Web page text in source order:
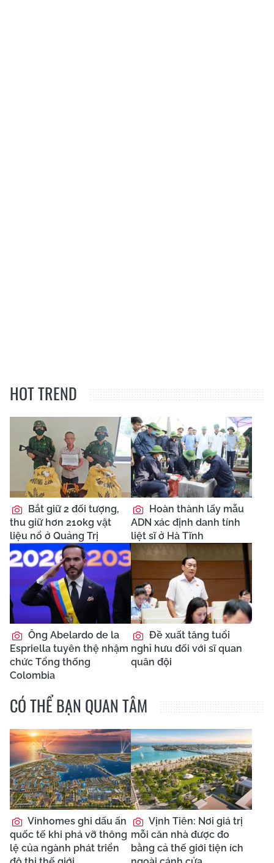
HOT TREND
Bắt giữ 2 đối tượng,
thu giữ hơn 210kg vật
liệu nổ ở Quảng Trị
Hoàn thành lấy mẫu
ADN xác định danh tính
liệt sĩ ở Hà Tĩnh
Ông Abelardo de la
Espriella tuyên thệ nhậm
chức Tổng thống
Colombia
Đề xuất tăng tuổi
nghỉ hưu đối với sĩ quan
quân đội
CÓ THỂ BẠN QUAN TÂM
Vinhomes ghi dấu ấn
quốc tế khi phá vỡ thông
lệ của ngành phát triển
Vịnh Tiên: Nơi giá trị
mỗi căn nhà được đo
bằng cả thế giới tiện ích